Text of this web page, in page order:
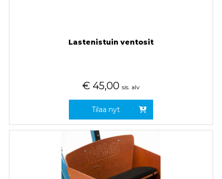
Lastenistuin ventosit
€ 45,00 sis. alv
Tilaa nyt